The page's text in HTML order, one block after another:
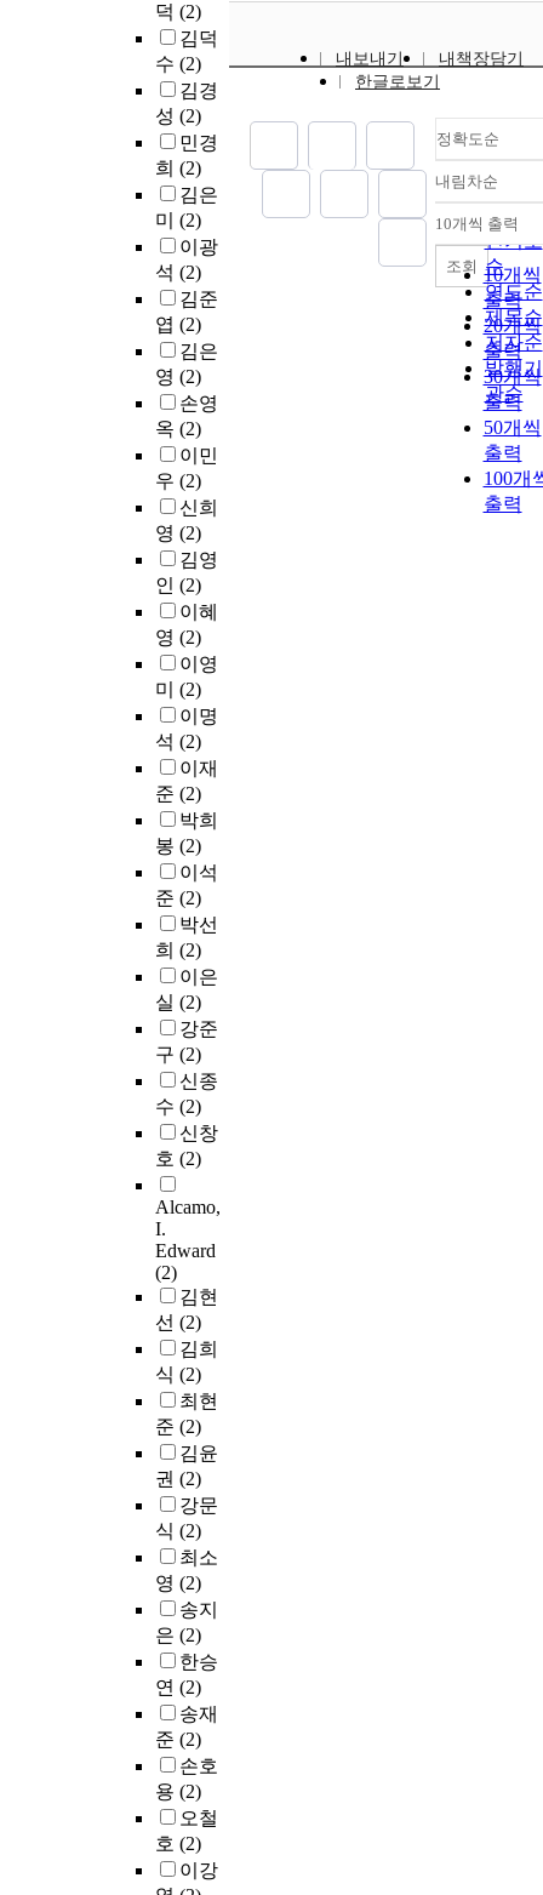
덕 (2)
김덕
수 (2)
김경
성 (2)
민경
희 (2)
김은
미 (2)
이광
석 (2)
김준
엽 (2)
김은
영 (2)
손영
옥 (2)
이민
우 (2)
신희
영 (2)
김영
인 (2)
이혜
영 (2)
이영
미 (2)
이명
석 (2)
이재
준 (2)
박희
봉 (2)
이석
준 (2)
박선
희 (2)
이은
실 (2)
강준
구 (2)
신종
수 (2)
신창
호 (2)
Alcamo,
I.
Edward
(2)
김현
선 (2)
김희
식 (2)
최현
준 (2)
김윤
권 (2)
강문
식 (2)
최소
영 (2)
송지
은 (2)
한승
연 (2)
송재
준 (2)
손호
용 (2)
오철
호 (2)
이강
내보내기
내책장담기
한글로보기
정확도순
정확도
순
인기도
순
연도순
제목순
저자순
발행기
관순
내림차순
내림
10개씩 출력
10개씩
출력
20개씩
출력
30개씩
출력
50개씩
출력
100개
출력
조회